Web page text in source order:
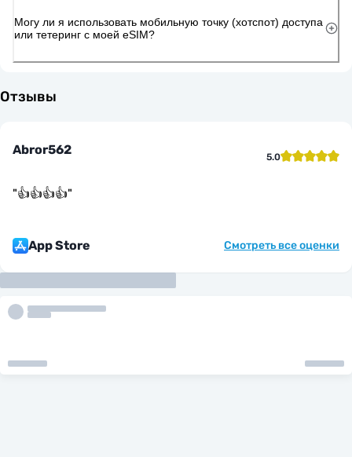
Могу ли я использовать мобильную точку (хотспот) доступа
или тетеринг с моей eSIM?
Отзывы
Abror562 5.0
"👍👍👍👍"
App Store Смотреть все оценки